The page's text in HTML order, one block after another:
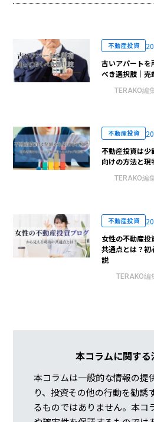
不動産投資
古いアパートを
べき選択肢｜売
TERAKO編
不動産投資
不動産投資は少
向けの方法と
TERAKO編
不動産投資
女性の不動産
共通点とは？初
説
TERAKO編
本コラムに関する
本コラムは一般的な情報の提
り、投資その他の行動を勧誘
るものではありません。本コ